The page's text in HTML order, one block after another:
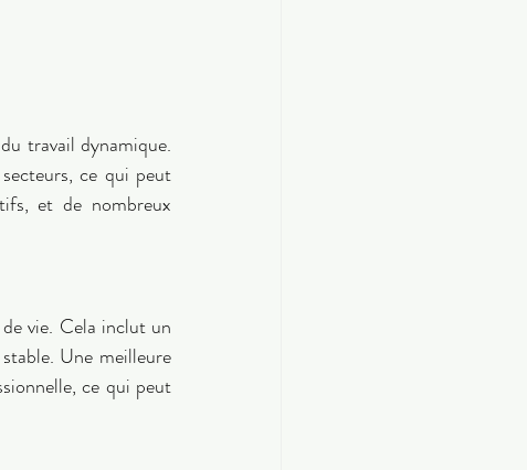
travail dynamique.
ce qui peut
et de nombreux
vie. Cela inclut un
Une meilleure
ce qui peut